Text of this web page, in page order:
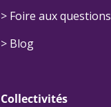
> Foire aux questions
> Blog
Collectivités